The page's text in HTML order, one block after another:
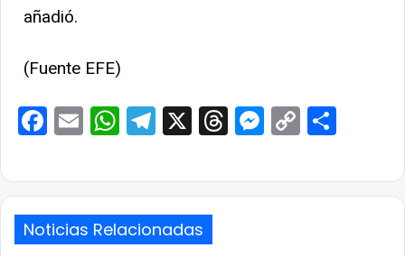
añadió.
(Fuente EFE)
Facebook
EmailWhatsApp
Telegram
X ThreadsCopy
Noticias Relacionadas